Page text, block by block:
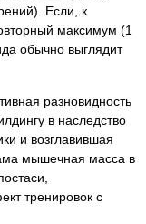
Если, к
максимум (1
обычно выглядит
разновидность
в наследство
и возглавившая
мышечная масса в
тренировок с